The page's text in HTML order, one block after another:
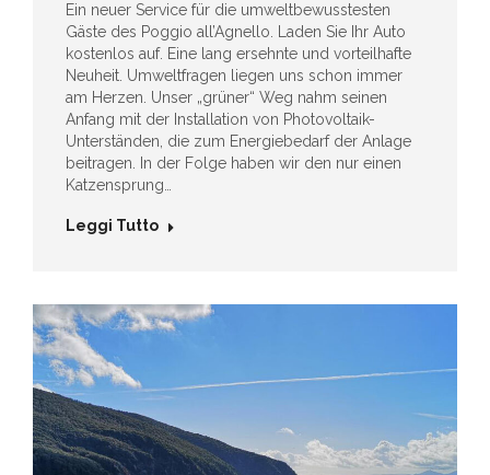
Ein neuer Service für die umweltbewusstesten
Gäste des Poggio all’Agnello. Laden Sie Ihr Auto
kostenlos auf. Eine lang ersehnte und vorteilhafte
Neuheit. Umweltfragen liegen uns schon immer
am Herzen. Unser „grüner“ Weg nahm seinen
Anfang mit der Installation von Photovoltaik-
Unterständen, die zum Energiebedarf der Anlage
beitragen. In der Folge haben wir den nur einen
Katzensprung…
Leggi Tutto